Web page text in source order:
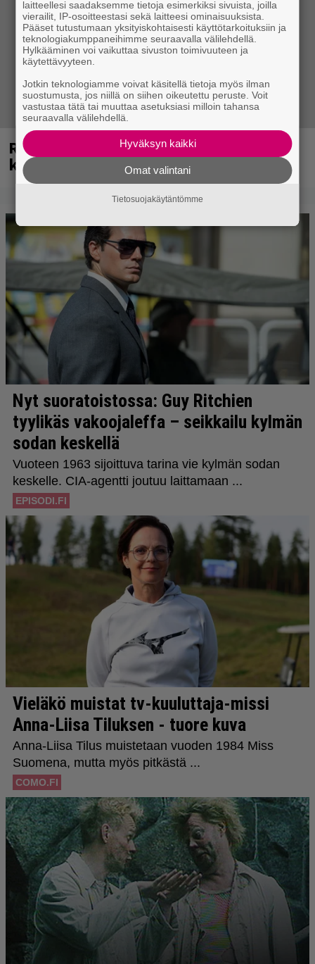
Rushin Neail Peartista ilmestyy ensi
kuussa dokumentti
laitteellesi saadaksemme tietoja esimerkiksi sivuista, joilla
vierailit, IP-osoitteestasi sekä laitteesi ominaisuuksista.
Pääset tutustumaan yksityiskohtaisesti käyttötarkoituksiin ja
teknologiakumppaneihimme seuraavalla välilehdellä.
Hylkääminen voi vaikuttaa sivuston toimivuuteen ja
käytettävyyteen.
Jotkin teknologiamme voivat käsitellä tietoja myös ilman
suostumusta, jos niillä on siihen oikeutettu peruste. Voit
vastustaa tätä tai muuttaa asetuksiasi milloin tahansa
seuraavalla välilehdellä.
Hyväksyn kaikki
Omat valintani
Tietosuojakäytäntömme